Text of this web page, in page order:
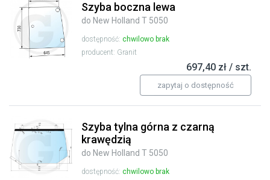
Szyba boczna lewa
do New Holland T 5050
dostępność: chwilowo brak
producent: Granit
697,40 zł / szt.
zapytaj o dostępność
Szyba tylna górna z czarną
krawędzią
do New Holland T 5050
dostępność: chwilowo brak